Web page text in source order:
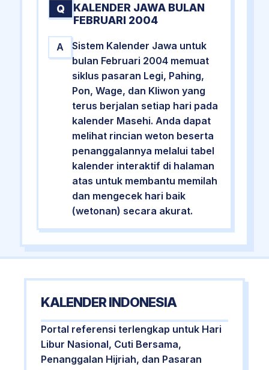
Q
KALENDER JAWA BULAN
FEBRUARI 2004
A
Sistem Kalender Jawa untuk
bulan Februari 2004 memuat
siklus pasaran Legi, Pahing,
Pon, Wage, dan Kliwon yang
terus berjalan setiap hari pada
kalender Masehi. Anda dapat
melihat rincian weton beserta
penanggalannya melalui tabel
kalender interaktif di halaman
atas untuk membantu memilah
dan mengecek hari baik
(wetonan) secara akurat.
KALENDER INDONESIA
Portal referensi terlengkap untuk Hari
Libur Nasional, Cuti Bersama,
Penanggalan Hijriah, dan Pasaran